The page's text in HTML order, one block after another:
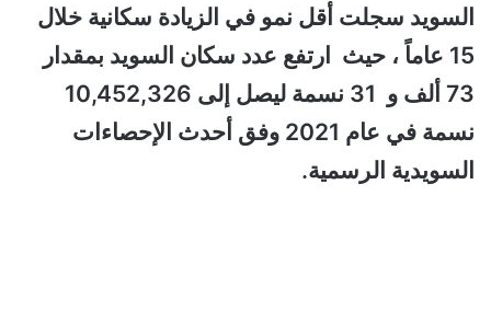
السويد سجلت أقل نمو في الزيادة سكانية خلال
15 عاماً ، حيث ارتفع عدد سكان السويد بمقدار
73 ألف و 31 نسمة ليصل إلى 10,452,326
نسمة في عام 2021 وفق أحدث الإحصاءات
السويدية الرسمية.